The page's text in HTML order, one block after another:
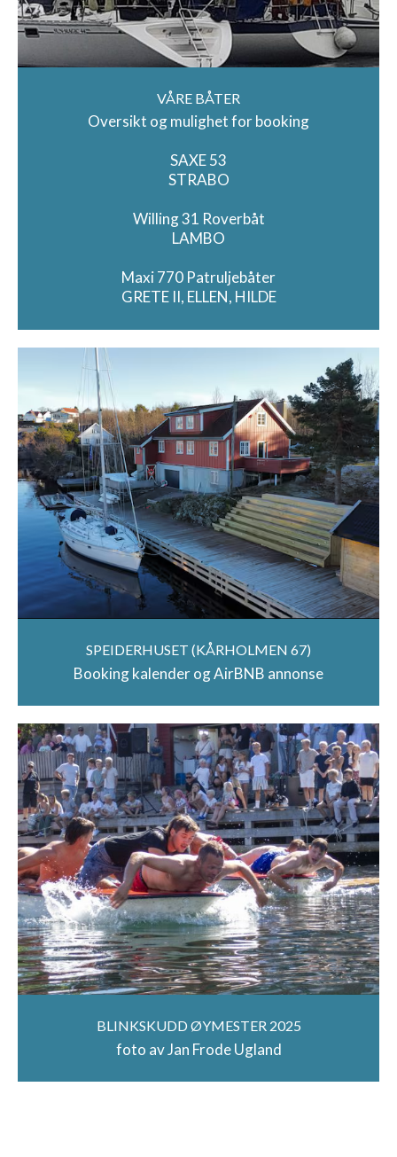
VÅRE BÅTER
Oversikt og mulighet for booking
SAXE 53
STRABO
Willing 31 Roverbåt
LAMBO
Maxi 770 Patruljebåter
GRETE II, ELLEN, HILDE
SPEIDERHUSET (KÅRHOLMEN 67)
Booking kalender og AirBNB annonse
BLINKSKUDD ØYMESTER 2025
foto av Jan Frode Ugland